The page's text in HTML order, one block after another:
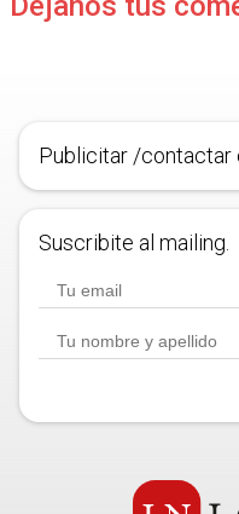
Publicitar /contactar
Suscribite al mailing.